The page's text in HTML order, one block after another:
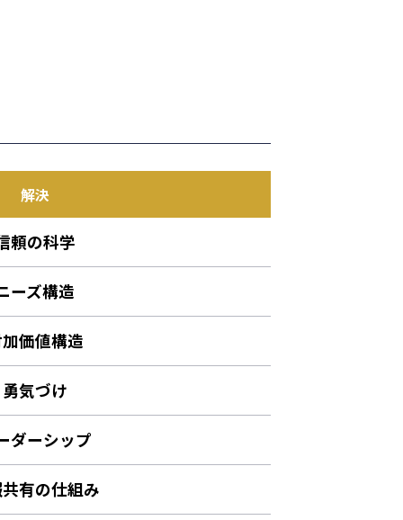
解決
頼の科学
ーズ構造
価値構造
勇気づけ
ダーシップ
有の仕組み